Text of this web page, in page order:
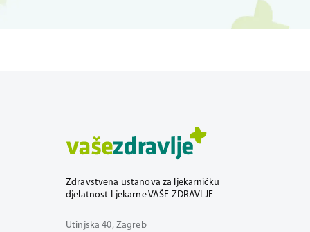
Zdravstvena ustanova za ljekarničku
djelatnost Ljekarne VAŠE ZDRAVLJE
Utinjska 40, Zagreb